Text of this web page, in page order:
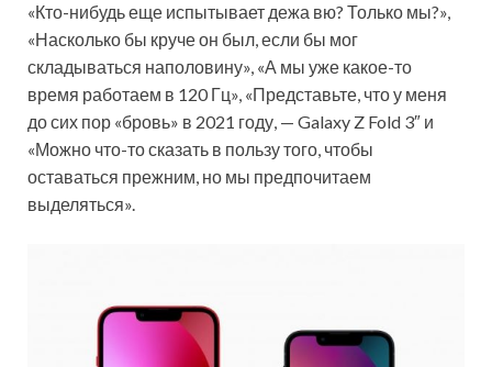
«Кто-нибудь еще испытывает дежа вю? Только мы?»,
«Насколько бы круче он был, если бы мог
складываться наполовину», «А мы уже какое-то
время работаем в 120 Гц», «Представьте, что у меня
до сих пор «бровь» в 2021 году, — Galaxy Z Fold 3″ и
«Можно что-то сказать в пользу того, чтобы
оставаться прежним, но мы предпочитаем
выделяться».